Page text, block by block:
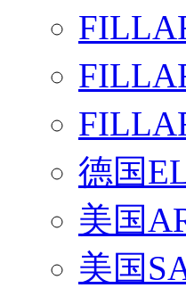
德国
美国
美国